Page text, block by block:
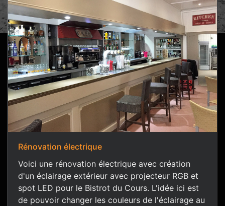
Rénovation électrique
Voici une rénovation électrique avec création
d'un éclairage extérieur avec projecteur RGB et
spot LED pour le Bistrot du Cours. L'idée ici est
de pouvoir changer les couleurs de l'éclairage au